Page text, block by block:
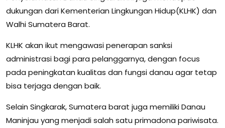
dukungan dari Kementerian Lingkungan Hidup(KLHK) dan
Walhi Sumatera Barat.
KLHK akan ikut mengawasi penerapan sanksi
administrasi bagi para pelanggarnya, dengan focus
pada peningkatan kualitas dan fungsi danau agar tetap
bisa terjaga dengan baik.
Selain Singkarak, Sumatera barat juga memiliki Danau
Maninjau yang menjadi salah satu primadona pariwisata.